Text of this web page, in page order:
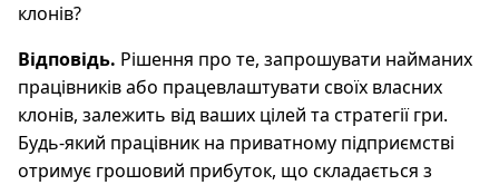
клонів?
Відповідь. Рішення про те, запрошувати найманих
працівників або працевлаштувати своїх власних
клонів, залежить від ваших цілей та стратегії гри.
Будь-який працівник на приватному підприємстві
отримує грошовий прибуток, що складається з